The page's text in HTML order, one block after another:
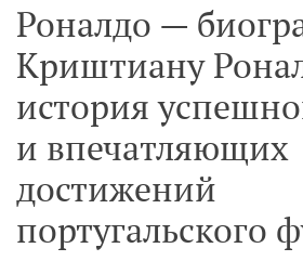
Роналдо —
Криштиану
история
и впечатляющих
достижений
португальского